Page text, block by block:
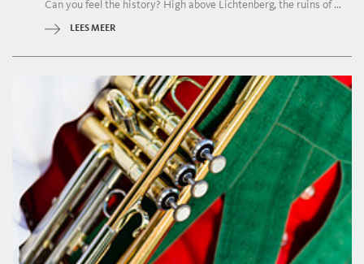
Can you feel the history? High above Lichtenberg, the ruins of ...
LEES MEER